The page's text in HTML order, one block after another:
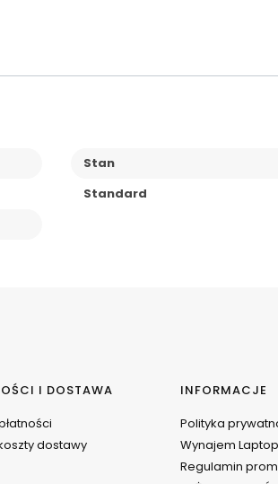
Stan
Standard
I DOSTAWA
dostawy
INFORMACJE
Polityka
Wynajem
Regulamin